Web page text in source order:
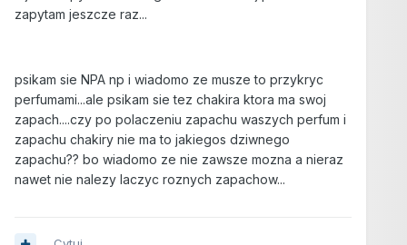
zapytam jeszcze raz...
psikam sie NPA np i wiadomo ze musze to przykryc
perfumami...ale psikam sie tez chakira ktora ma swoj
zapach....czy po polaczeniu zapachu waszych perfum i
zapachu chakiry nie ma to jakiegos dziwnego
zapachu?? bo wiadomo ze nie zawsze mozna a nieraz
nawet nie nalezy laczyc roznych zapachow...